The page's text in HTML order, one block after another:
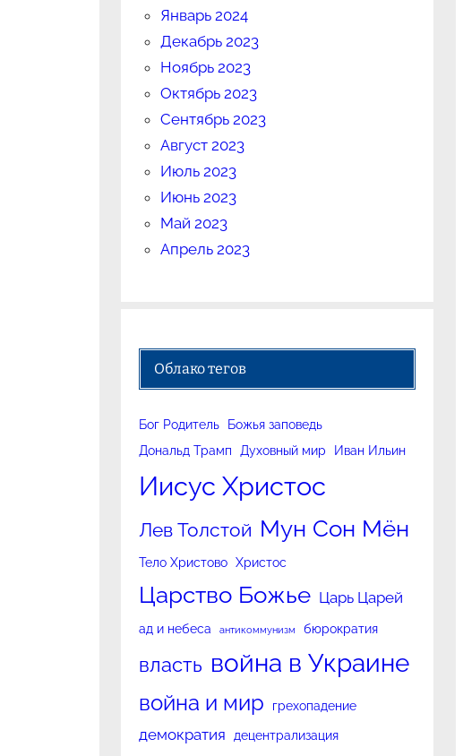
Январь 2024
Декабрь 2023
Ноябрь 2023
Октябрь 2023
Сентябрь 2023
Август 2023
Июль 2023
Июнь 2023
Май 2023
Апрель 2023
Облако тегов
Бог Родитель
Божья заповедь
Дональд Трамп
Духовный мир Иван Ильин
Иисус Христос
Лев Толстой Мун Сон Мён
Тело Христово Христос
Царство Божье Царь Царей
ад и небеса антикоммунизм бюрократия
власть война в Украине
война и мир грехопадение
демократия децентрализация